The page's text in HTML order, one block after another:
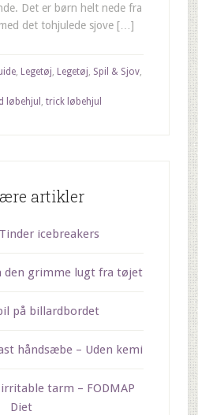
Det er børn helt nede fra
det tohjulede sjove […]
, Legetøj, Legetøj, Spil & Sjov,
løbehjul , trick løbehjul
artikler
icebreakers
den grimme lugt fra tøjet
på billardbordet
håndsæbe – Uden kemi
tarm – FODMAP
Diet